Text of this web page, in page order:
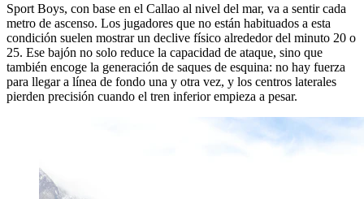
Sport Boys, con base en el Callao al nivel del mar, va a sentir cada
metro de ascenso. Los jugadores que no están habituados a esta
condición suelen mostrar un declive físico alrededor del minuto 20 o
25. Ese bajón no solo reduce la capacidad de ataque, sino que
también encoge la generación de saques de esquina: no hay fuerza
para llegar a línea de fondo una y otra vez, y los centros laterales
pierden precisión cuando el tren inferior empieza a pesar.